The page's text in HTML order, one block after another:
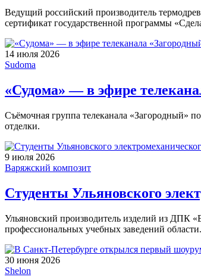
Ведущий российский производитель
сертификат государственной программы
14 июля 2026
Sudoma
«Судома» — в эфире
Съёмочная группа телеканала «Загородный»
отделки.
9 июля 2026
Варяжский композит
Студенты Ульяновского
Ульяновский производитель изделий из ДПК
профессиональных учебных заведений
30 июня 2026
Shelon